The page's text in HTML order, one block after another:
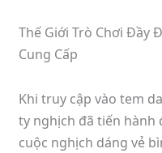
Thế Giới Trò Chơi Đầy
Cung Cấp
Khi truy cập vào tem
ty nghịch đã tiến hành
cuộc nghịch dáng vẻ